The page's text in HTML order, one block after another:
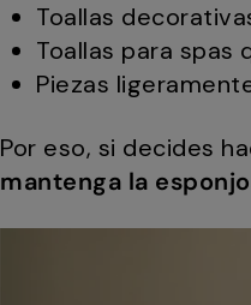
Toallas
Toallas para
Piezas
Por eso, si decides
mantenga la